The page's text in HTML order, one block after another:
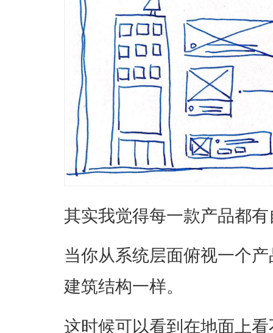
其实我觉得每一款产品都
当你从系统层面俯视一个
建筑结构一样。
这时候可以看到在地面上